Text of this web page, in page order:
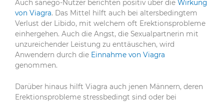
Auch sanego-Nutzer berichten positiv über die Wirkung
von Viagra. Das Mittel hilft auch bei altersbedingtem
Verlust der Libido, mit welchem oft Erektionsprobleme
einhergehen. Auch die Angst, die Sexualpartnerin mit
unzureichender Leistung zu enttäuschen, wird
Anwendern durch die Einnahme von Viagra
genommen.
Darüber hinaus hilft Viagra auch jenen Männern, deren
Erektionsprobleme stressbedingt sind oder bei